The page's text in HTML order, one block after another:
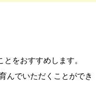
をおすすめします。
んでいただくことができ